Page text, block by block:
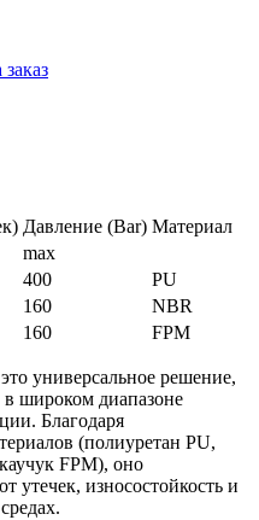
Давление (Bar) Материал
max
400
PU
160
NBR
160 FPM
универсальное решение,
в широком диапазоне
Благодаря
(полиуретан PU,
FPM), оно
утечек, износостойкость и